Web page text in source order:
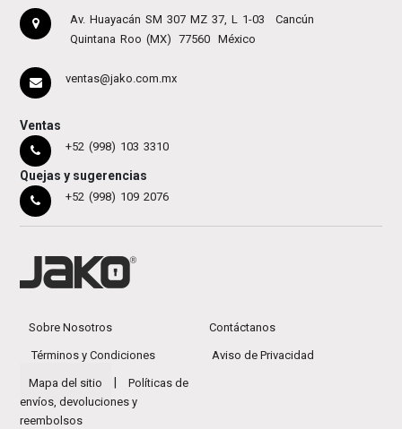
Av. Huayacán SM 307 MZ 37, L 1-03
Cancún
Quintana Roo (MX)
77560 México
ventas@jako.com.mx
Ventas
+52 (998) 103 3310
Quejas y sugerencias
+52 (998) 109 2076
Sobre Nosotros Contáctanos
Términos y Condiciones Aviso de Privacidad
Mapa del sitio
Políticas de
envíos, devoluciones y
reembolsos